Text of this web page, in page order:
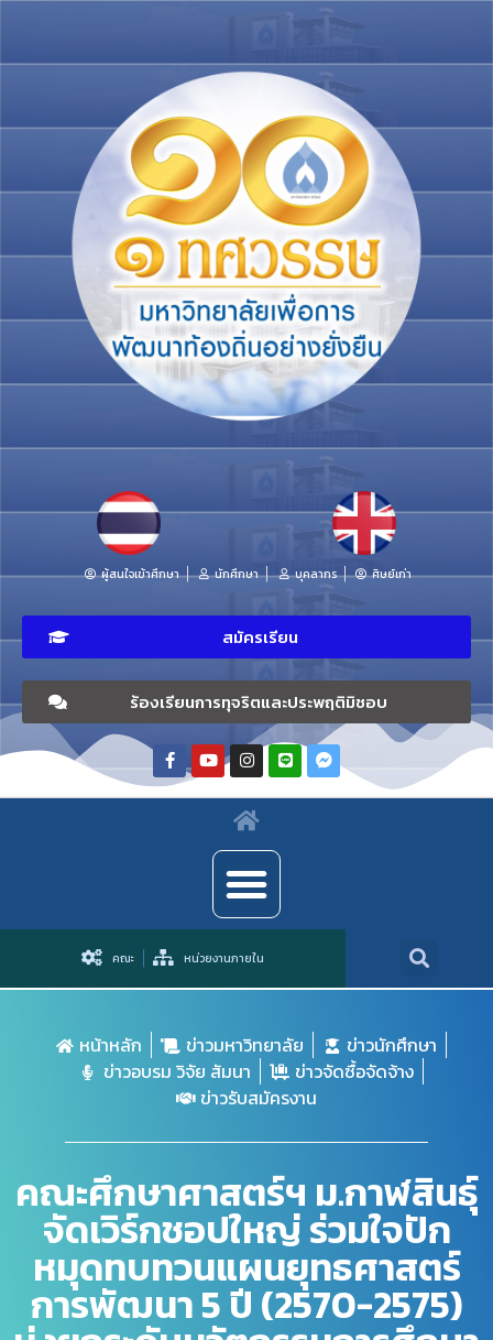
ผู้สนใจเข้าศึกษา นักศึกษา บุคลากร ศิษย์เก่า
สมัครเรียน
ร้องเรียนการทุจริตและประพฤติมิชอบ
คณะ หน่วยงานภายใน
หน้าหลัก ข่าวมหาวิทยาลัย
ข่าวนักศึกษา
ข่าวอบรม วิจัย สัมนา
ข่าวจัดซื้อจัดจ้าง
ข่าวรับสมัครงาน
คณะศึกษาศาสตร์ฯ ม.กาฬสินธุ์
จัดเวิร์กชอปใหญ่ ร่วมใจปัก
หมุดทบทวนแผนยุทธศาสตร์
การพัฒนา 5 ปี (2570-2575)